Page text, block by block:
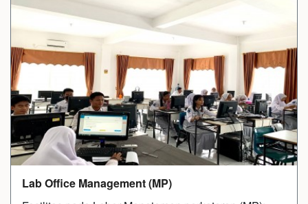
Lab Office Management (MP)